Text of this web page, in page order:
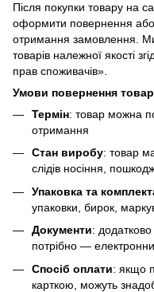
Після покупки товару на
оформити повернення
отримання замовлення.
товарів належної якості
прав споживачів»
Умови повернення
Термін: товар можна
отримання
Стан виробу: товар
слідів носіння,
Упаковка та
упаковки, бирок,
Документи:
потрібно —
Спосіб оплати: якщо
карткою, можуть